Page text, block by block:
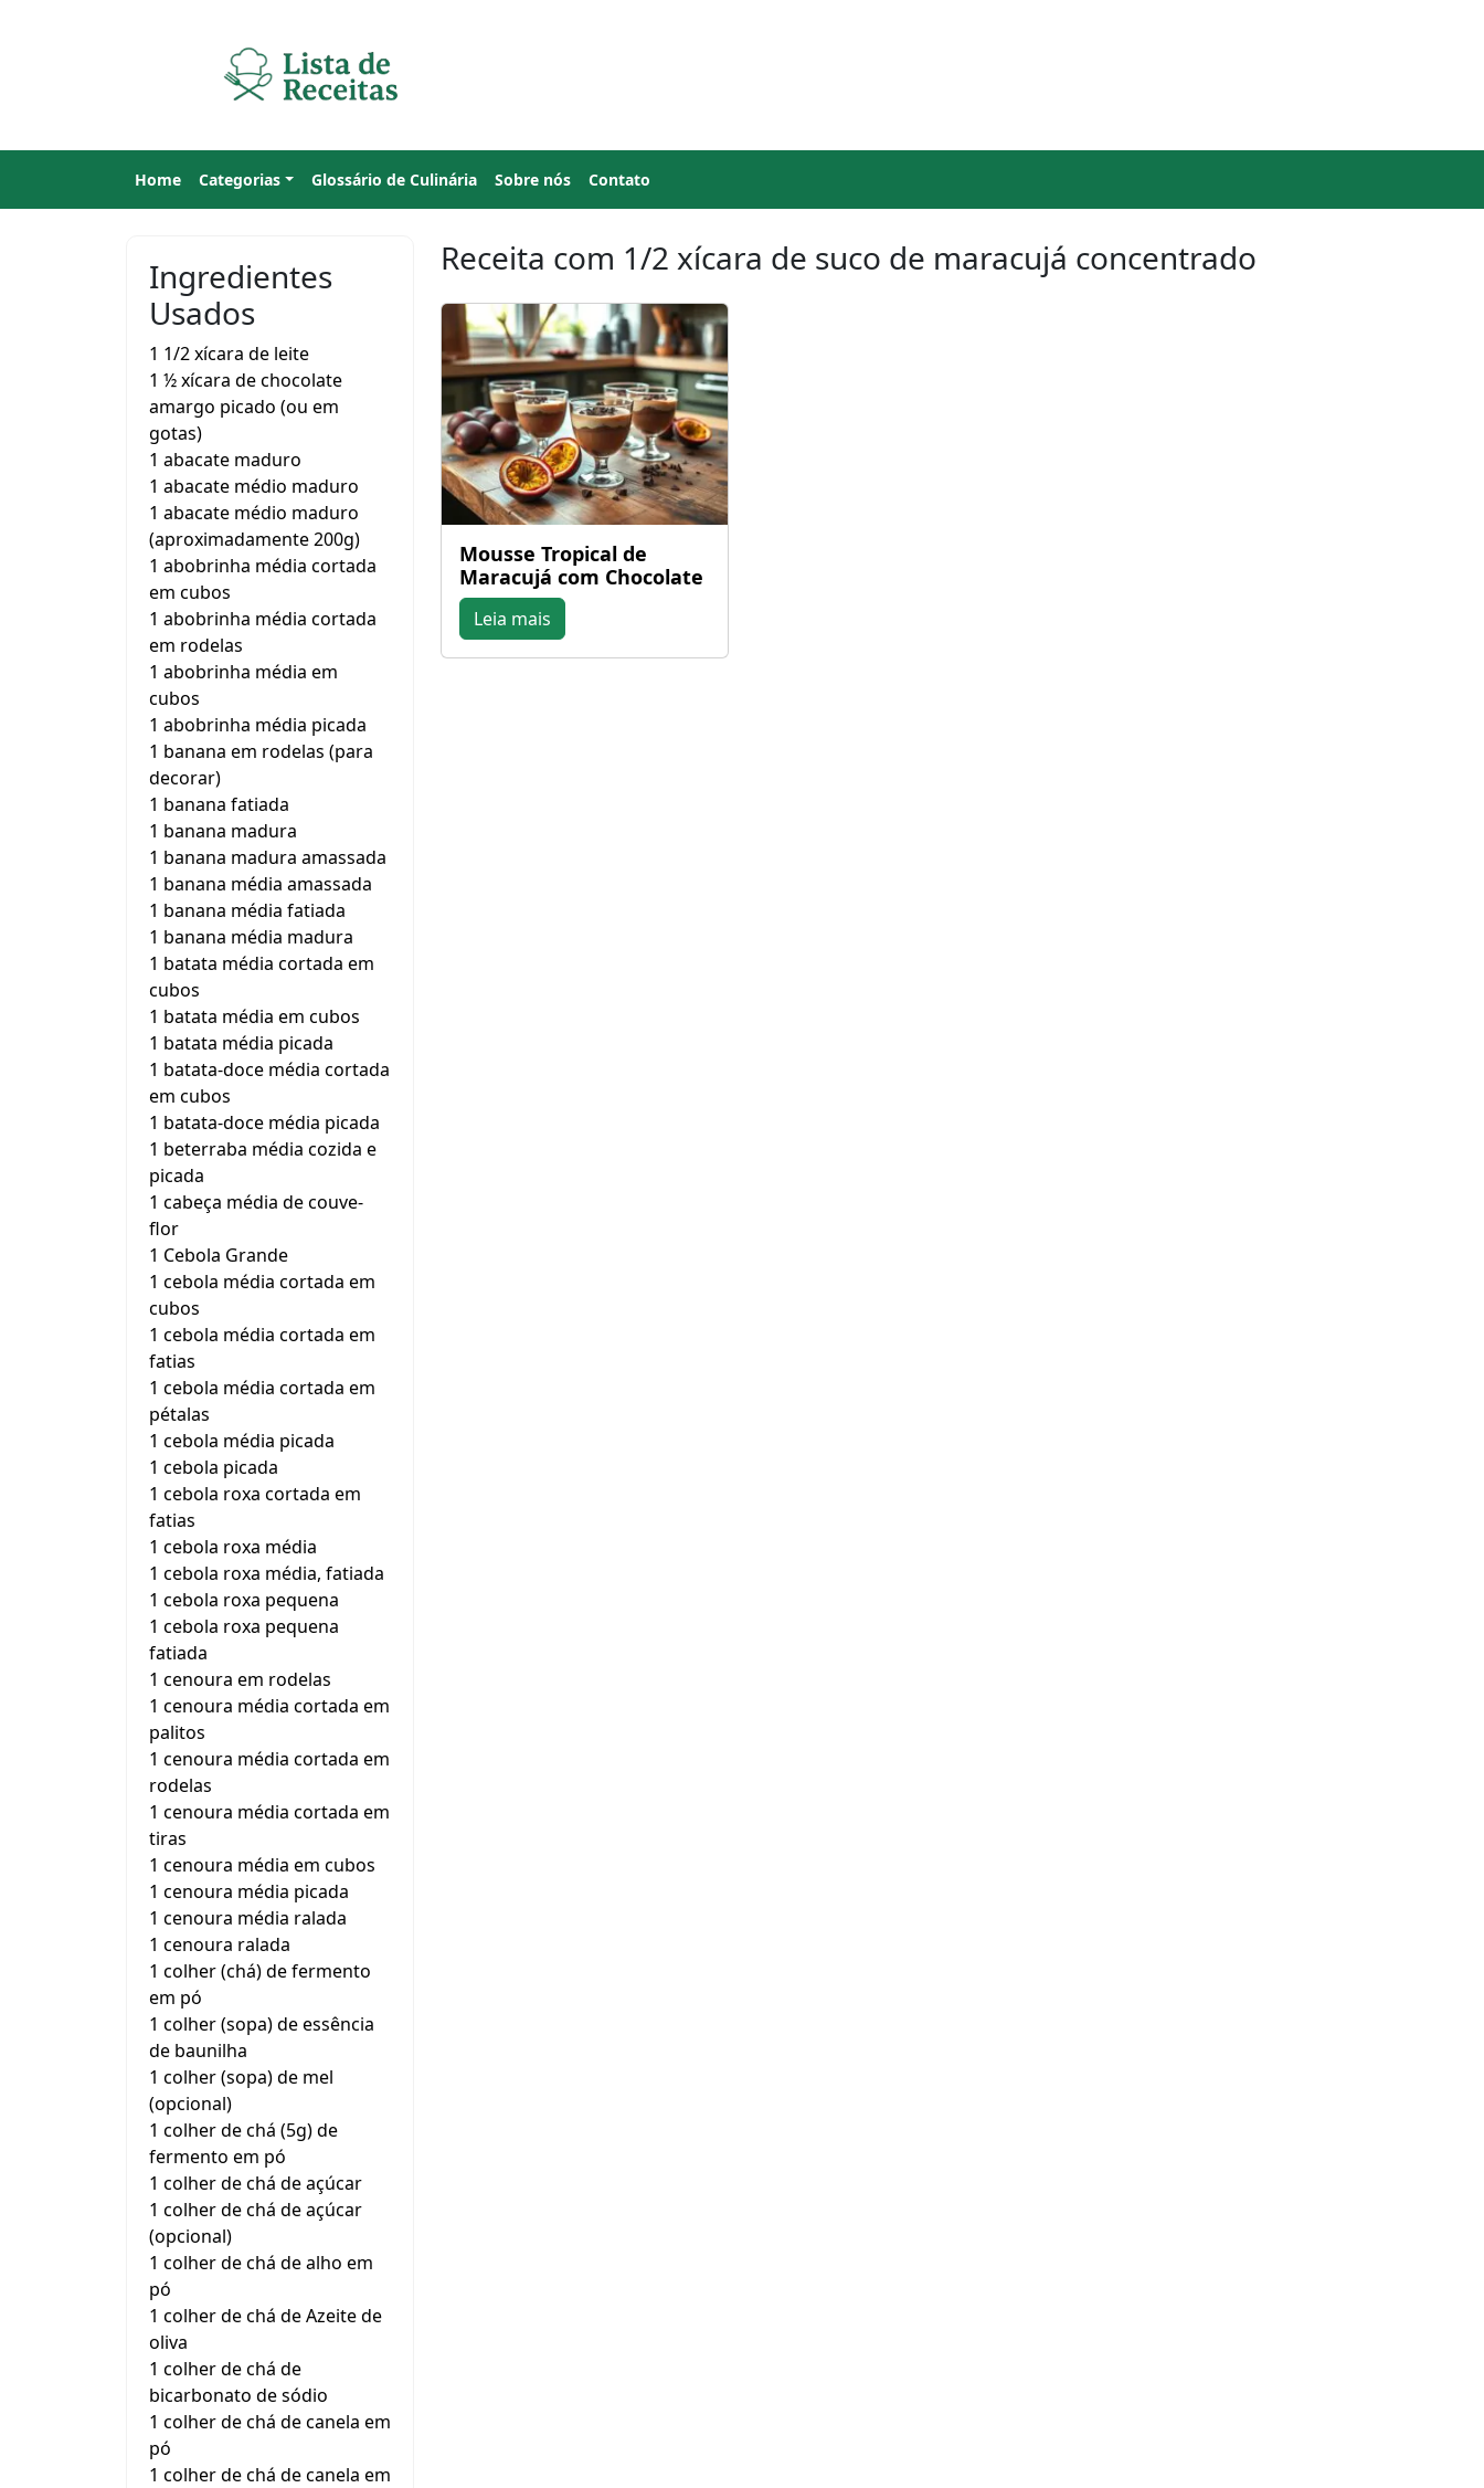
Home Categorias Glossário de Culinária Sobre nós Contato
Ingredientes
Usados
1 1/2 xícara de leite
1 ½ xícara de chocolate
amargo picado (ou em
gotas)
1 abacate maduro
1 abacate médio maduro
1 abacate médio maduro
(aproximadamente 200g)
1 abobrinha média cortada
em cubos
1 abobrinha média cortada
em rodelas
1 abobrinha média em
cubos
1 abobrinha média picada
1 banana em rodelas (para
decorar)
1 banana fatiada
1 banana madura
1 banana madura amassada
1 banana média amassada
1 banana média fatiada
1 banana média madura
1 batata média cortada em
cubos
1 batata média em cubos
1 batata média picada
1 batata-doce média cortada
em cubos
1 batata-doce média picada
1 beterraba média cozida e
picada
1 cabeça média de couve-
flor
1 Cebola Grande
1 cebola média cortada em
cubos
1 cebola média cortada em
fatias
1 cebola média cortada em
pétalas
1 cebola média picada
1 cebola picada
1 cebola roxa cortada em
fatias
1 cebola roxa média
1 cebola roxa média, fatiada
1 cebola roxa pequena
1 cebola roxa pequena
fatiada
1 cenoura em rodelas
1 cenoura média cortada em
palitos
1 cenoura média cortada em
rodelas
1 cenoura média cortada em
tiras
1 cenoura média em cubos
1 cenoura média picada
1 cenoura média ralada
1 cenoura ralada
1 colher (chá) de fermento
em pó
1 colher (sopa) de essência
de baunilha
1 colher (sopa) de mel
(opcional)
1 colher de chá (5g) de
fermento em pó
1 colher de chá de açúcar
1 colher de chá de açúcar
(opcional)
1 colher de chá de alho em
pó
1 colher de chá de Azeite de
oliva
1 colher de chá de
bicarbonato de sódio
1 colher de chá de canela em
pó
1 colher de chá de canela em
Receita com 1/2 xícara de suco de maracujá concentrado
Mousse Tropical de
Maracujá com Chocolate
Leia mais